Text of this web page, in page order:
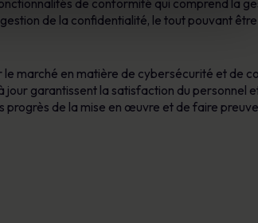
de conformité qui comprend la
de la confidentialité, le tout pouvant
le marché en matière de cybersécurité et de
jour garantissent la satisfaction du personnel
de la mise en œuvre et de faire preuve